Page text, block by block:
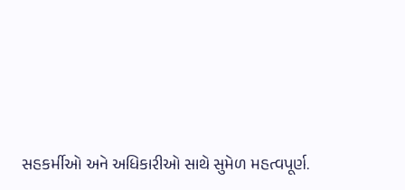
સહકર્મીઓ અને અધિકારીઓ સાથે સુમેળ મહત્વપૂર્ણ.